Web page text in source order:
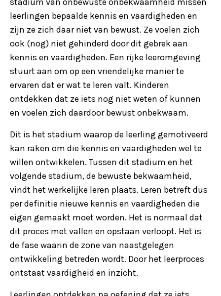
leerlingen bepaalde kennis en vaardigheden en
zijn ze zich daar niet van bewust. Ze voelen zich
ook (nog) niet gehinderd door dit gebrek aan
kennis en vaardigheden. Een rijke leeromgeving
stuurt aan om op een vriendelijke manier te
ervaren dat er wat te leren valt. Kinderen
ontdekken dat ze iets nog niet weten of kunnen
en voelen zich daardoor bewust onbekwaam.
Dit is het stadium waarop de leerling gemotiveerd
kan raken om die kennis en vaardigheden wel te
willen ontwikkelen. Tussen dit stadium en het
volgende stadium, de bewuste bekwaamheid,
vindt het werkelijke leren plaats. Leren betreft dus
per definitie nieuwe kennis en vaardigheden die
eigen gemaakt moet worden. Het is normaal dat
dit proces met vallen en opstaan verloopt. Het is
de fase waarin de zone van naastgelegen
ontwikkeling betreden wordt. Door het leerproces
ontstaat vaardigheid en inzicht.